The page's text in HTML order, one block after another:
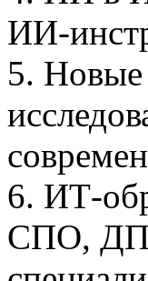
ИИ-
5. Новые
6. ИТ-
СПО,